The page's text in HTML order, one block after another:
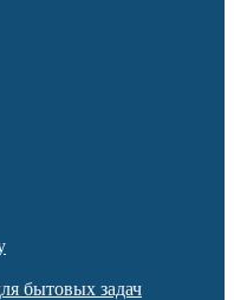
бытовых задач